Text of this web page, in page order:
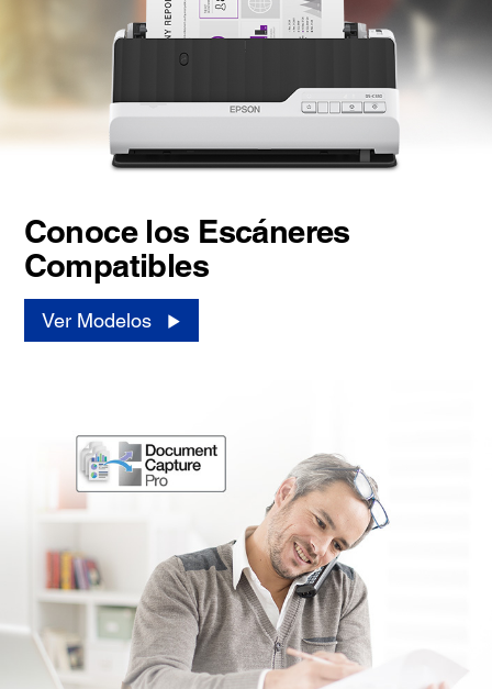
Conoce los Escáneres
Compatibles
Ver Modelos